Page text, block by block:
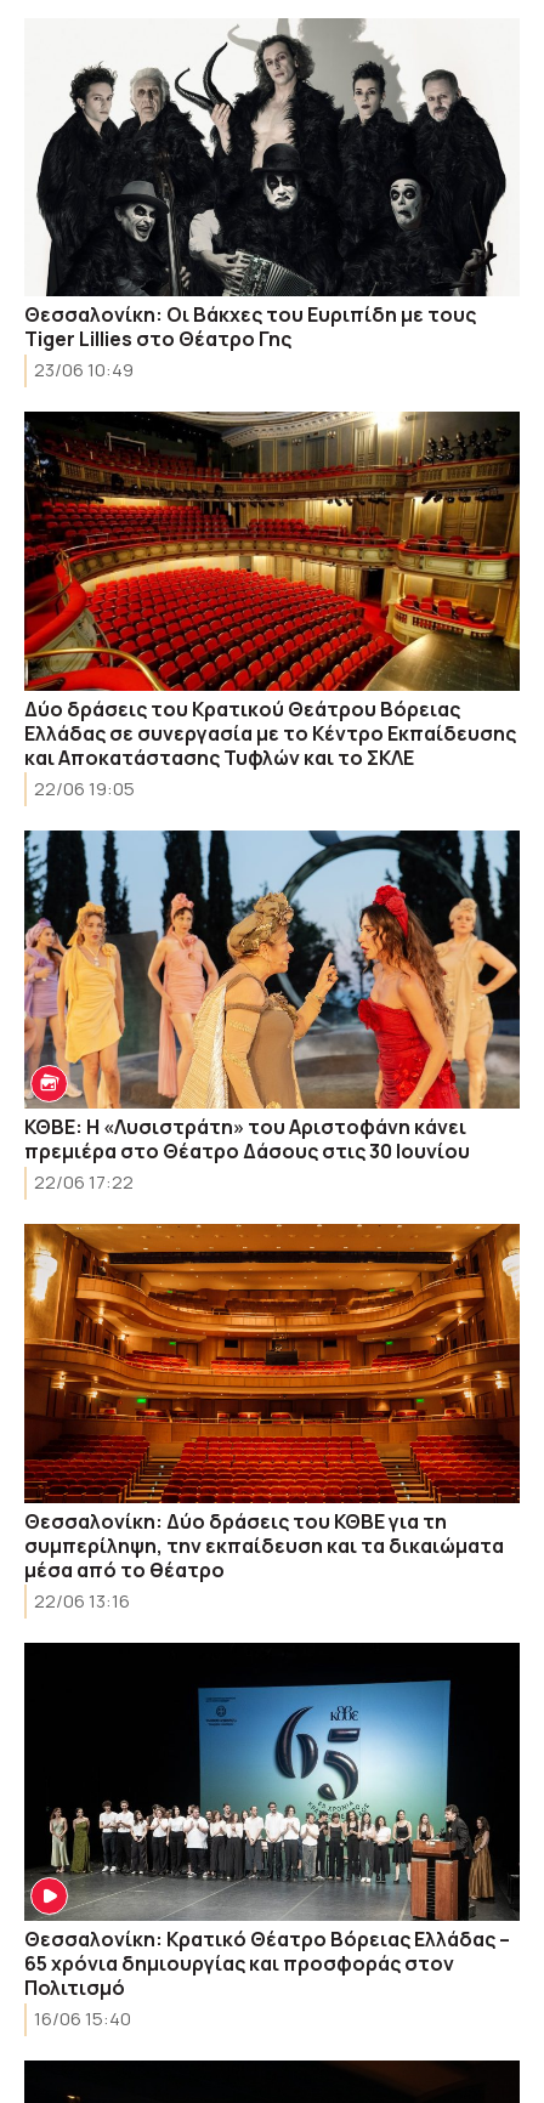
Θεσσαλονίκη: Οι Βάκχες του Ευριπίδη με τους
Tiger Lillies στο Θέατρο Γης
23/06 10:49
Δύο δράσεις του Κρατικού Θεάτρου Βόρειας
Ελλάδας σε συνεργασία με το Κέντρο Εκπαίδευσης
και Αποκατάστασης Τυφλών και το ΣΚΛΕ
22/06 19:05
ΚΘΒΕ: Η «Λυσιστράτη» του Αριστοφάνη κάνει
πρεμιέρα στο Θέατρο Δάσους στις 30 Ιουνίου
22/06 17:22
Θεσσαλονίκη: Δύο δράσεις του ΚΘΒΕ για τη
συμπερίληψη, την εκπαίδευση και τα δικαιώματα
μέσα από το θέατρο
22/06 13:16
Θεσσαλονίκη: Κρατικό Θέατρο Βόρειας Ελλάδας –
65 χρόνια δημιουργίας και προσφοράς στον
Πολιτισμό
16/06 15:40